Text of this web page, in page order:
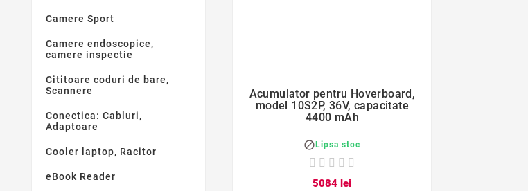
Camere Sport
Camere endoscopice,
camere inspectie
Cititoare coduri de bare,
Scannere
Conectica: Cabluri,
Adaptoare
Cooler laptop, Racitor
eBook Reader

Acumulator pentru Hoverboard,
model 10S2P, 36V, capacitate
4400 mAh
Lipsa stoc
5084 lei